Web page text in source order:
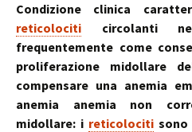
Condizione clinica
reticolociti circolanti
frequentemente come
proliferazione midollare
compensare una anemia
anemia anemia non
midollare: i reticolociti sono